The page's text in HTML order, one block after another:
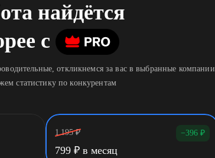
найдётся
c
откликнемся за вас в выбранные компании
статистику по конкурентам
1 195 ₽ −396 ₽
799 ₽ в месяц